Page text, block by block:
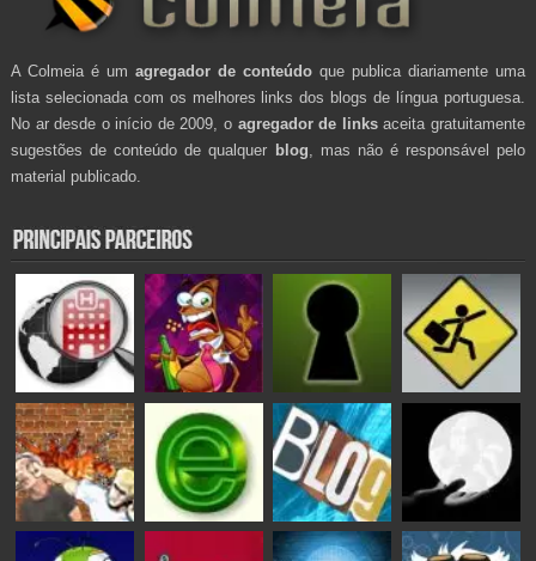
A Colmeia é um agregador de conteúdo que publica diariamente uma
lista selecionada com os melhores links dos blogs de língua portuguesa.
No ar desde o início de 2009, o agregador de linksaceita gratuitamente
sugestões de conteúdo de qualquer blog , mas não é responsável pelo
material publicado.